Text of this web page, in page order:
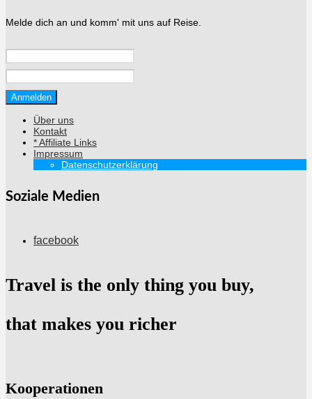
Melde dich an und komm' mit uns auf Reise.
Über uns
Kontakt
* Affiliate Links
Impressum
Datenschutzerklärung
Soziale Medien
facebook
Travel is the only thing you buy,
that makes you richer
Kooperationen